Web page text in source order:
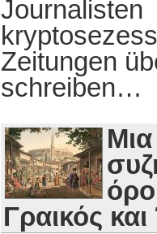
Journalisten
Zeitungen
schreiben…
Μια
Γραικός